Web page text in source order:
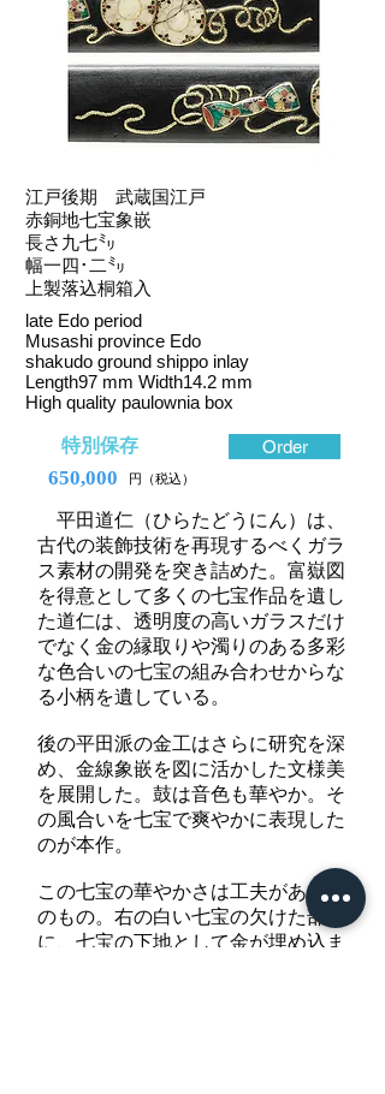
江戸後期 武蔵国江戸
赤銅地七宝象嵌
長さ九七㍉
幅一四･二㍉
上製落込桐箱入
late Edo period
Musashi province Edo
shakudo ground shippo inlay
Length97 mm Width14.2 mm
High quality paulownia box
特別保存
650,000 円（税込）
Order
平田道仁（ひらたどうにん）は、
古代の装飾技術を再現するべくガラ
ス素材の開発を突き詰めた。富嶽図
を得意として多くの七宝作品を遺し
た道仁は、透明度の高いガラスだけ
でなく金の縁取りや濁りのある多彩
な色合いの七宝の組み合わせからな
る小柄を遺している。
後の平田派の金工はさらに研究を深
め、金線象嵌を図に活かした文様美
を展開した。鼓は音色も華やか。そ
の風合いを七宝で爽やかに表現した
のが本作。
この七宝の華やかさは工夫があって
のもの。右の白い七宝の欠けた部分
に、七宝の下地として金が埋め込ま